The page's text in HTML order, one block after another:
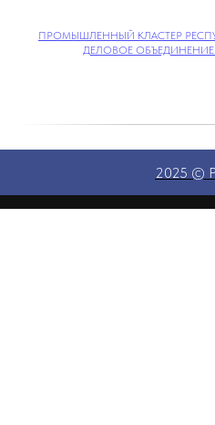
ПРОМЫШЛЕННЫЙ КЛАСТЕР
ДЕЛОВОЕ
2025 ©